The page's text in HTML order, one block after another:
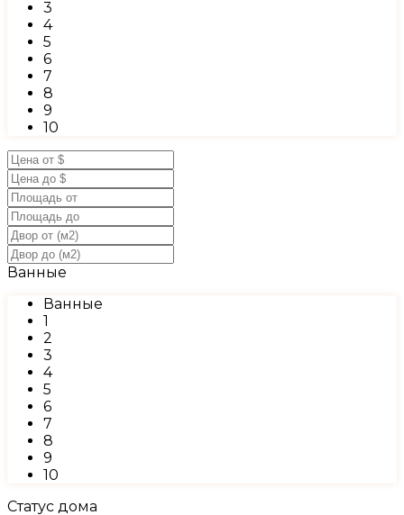
3
4
5
6
7
8
9
10
Ванные
Ванные
1
2
3
4
5
6
7
8
9
10
Статус дома